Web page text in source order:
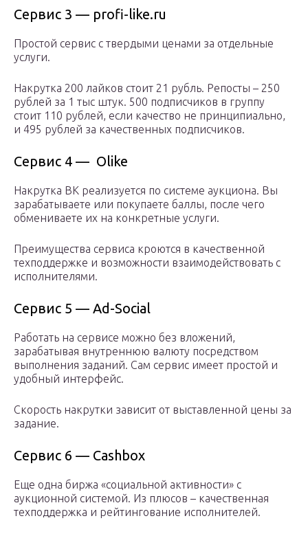
Сервис 3 — profi-like.ru
Простой сервис с твердыми ценами за отдельные
услуги.
Накрутка 200 лайков стоит 21 рубль. Репосты – 250
рублей за 1 тыс штук. 500 подписчиков в группу
стоит 110 рублей, если качество не принципиально,
и 495 рублей за качественных подписчиков.
Сервис 4 — Olike
Накрутка ВК реализуется по системе аукциона. Вы
зарабатываете или покупаете баллы, после чего
обмениваете их на конкретные услуги.
Преимущества сервиса кроются в качественной
техподдержке и возможности взаимодействовать с
исполнителями.
Сервис 5 — Ad-Social
Работать на сервисе можно без вложений,
зарабатывая внутреннюю валюту посредством
выполнения заданий. Сам сервис имеет простой и
удобный интерфейс.
Скорость накрутки зависит от выставленной цены за
задание.
Сервис 6 — Cashbox
Еще одна биржа «социальной активности» с
аукционной системой. Из плюсов – качественная
техподдержка и рейтингование исполнителей.